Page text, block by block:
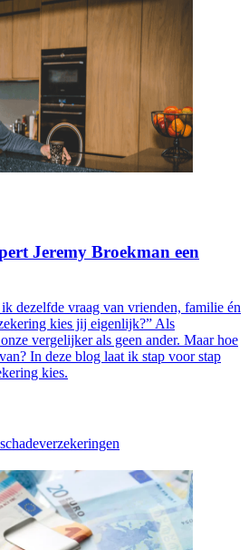
Jeremy Broekman een
dezelfde vraag van vrienden, familie én
kies jij eigenlijk?” Als
vergelijker als geen ander. Maar hoe
In deze blog laat ik stap voor stap
kies.